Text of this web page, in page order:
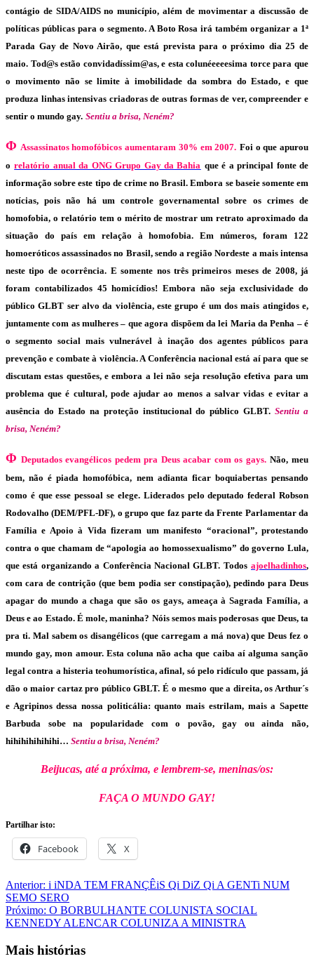
contágio de SIDA/AIDS no município, além de movimentar a discussão de
políticas públicas para o segmento. A Boto Rosa irá também organizar a 1ª
Parada Gay de Novo Airão, que está prevista para o próximo dia 25 de
maio. Tod@s estão convidadíssim@as, e esta colunéeeeesima torce para que
o movimento não se limite à imobilidade da sombra do Estado, e que
produza linhas intensivas criadoras de outras formas de ver, compreender e
sentir o mundo gay. Sentiu a brisa, Neném?
Φ Assassinatos homofóbicos aumentaram 30% em 2007. Foi o que apurou
o relatório anual da ONG Grupo Gay da Bahia que é a principal fonte de
informação sobre este tipo de crime no Brasil. Embora se baseie somente em
notícias, pois não há um controle governamental sobre os crimes de
homofobia, o relatório tem o mérito de mostrar um retrato aproximado da
situação do país em relação à homofobia. Em números, foram 122
homoeróticos assassinados no Brasil, sendo a região Nordeste a mais intensa
neste tipo de ocorrência. E somente nos três primeiros meses de 2008, já
foram contabilizados 45 homicídios! Embora não seja exclusividade do
público GLBT ser alvo da violência, este grupo é um dos mais atingidos e,
juntamente com as mulheres – que agora dispõem da lei Maria da Penha – é
o segmento social mais vulnerável à inação dos agentes públicos para
prevenção e combate à violência. A Conferência nacional está aí para que se
discutam estas questões, e embora a lei não seja resolução efetiva para um
problema que é cultural, pode ajudar ao menos a salvar vidas e evitar a
ausência do Estado na proteção institucional do público GLBT.Sentiu a
brisa, Neném?
Φ Deputados evangélicos pedem pra Deus acabar com os gays. Não, meu
bem, não é piada homofóbica, nem adianta ficar boquiabertas pensando
como é que esse pessoal se elege. Liderados pelo deputado federal Robson
Rodovalho (DEM/PFL-DF), o grupo que faz parte da Frente Parlamentar da
Família e Apoio à Vida fizeram um manifesto “oracional”, protestando
contra o que chamam de “apologia ao homossexualismo” do governo Lula,
que está organizando a Conferência Nacional GLBT. Todos ajoelhadinhos,
com cara de contrição (que bem podia ser constipação), pedindo para Deus
apagar do mundo a chaga que são os gays, ameaça à Sagrada Família, a
Deus e ao Estado. É mole, maninha? Nóis semos mais poderosas que Deus, ta
pra ti. Mal sabem os disangélicos (que carregam a má nova) que Deus fez o
mundo gay, mon amour. Esta coluna não acha que caiba aí alguma sanção
legal contra a histeria teohumorística, afinal, só pelo ridículo que passam, já
dão o maior cartaz pro público GBLT. É o mesmo que a direita, os Arthur´s
e Agripinos dessa nossa politicália: quanto mais estrilam, mais a Sapette
Barbuda sobe na popularidade com o povão, gay ou ainda não,
hihihihihihihi… Sentiu a brisa, Neném?
Beijucas, até a próxima, e lembrem-se, meninas/os:
FAÇA O MUNDO GAY!
Partilhar isto:
Facebook X
Navegação
de
artigos
Anterior: i iNDA TEM FRANÇÊiS Qi DiZ Qi A GENTi NUM
SEMO SERO
Próximo: O BORBULHANTE COLUNISTA SOCIAL
KENNEDY ALENCAR COLUNIZA A MINISTRA
Mais histórias